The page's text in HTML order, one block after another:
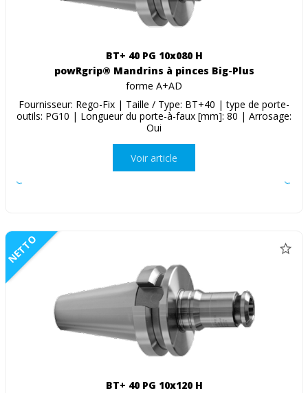
BT+ 40 PG 10x080 H
powRgrip® Mandrins à pinces Big-Plus
forme A+AD
Fournisseur: Rego-Fix | Taille / Type: BT+40 | type de porte-
outils: PG10 | Longueur du porte-à-faux [mm]: 80 | Arrosage:
Oui
Voir article
NETTO
BT+ 40 PG 10x120 H